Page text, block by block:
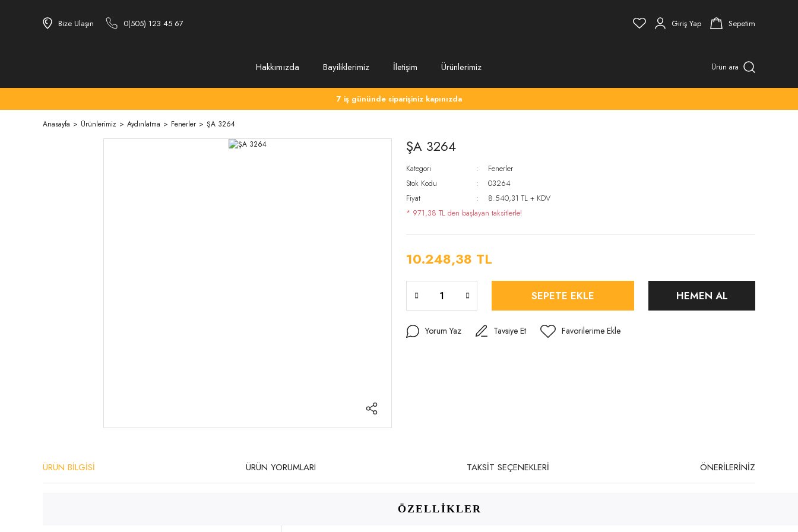
Bize Ulaşın 0(505) 123 45 67 Giriş Yap Sepetim
Hakkımızda Bayiliklerimiz İletişim Ürünlerimiz Ürün ara
7 iş gününde siparişiniz kapınızda
Anasayfa Ürünlerimiz Aydınlatma Fenerler ŞA 3264
ŞA 3264
Kategori
Fenerler
Stok Kodu
03264
Fiyat
8.540,31 TL + KDV
* 971,38 TL den başlayan taksitlerle!
10.248,38 TL
SEPETE EKLE HEMEN AL
Yorum Yaz Tavsiye Et
ÜRÜN BİLGİSİ ÜRÜN YORUMLARI TAKSİT SEÇENEKLERİ ÖNERİLERİNİZ
ÖZELLİKLER